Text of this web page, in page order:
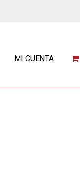
MI CUENTA